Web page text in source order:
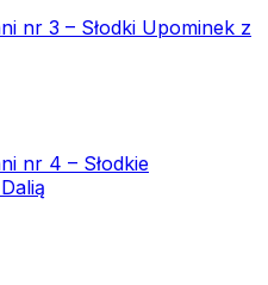
nr 3 – Słodki Upominek z
nr 4 – Słodkie